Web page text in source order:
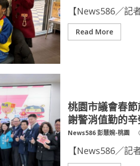
【News586／記
Read More
桃園市議會春
謝警消值勤的
News586 彭慧婉-桃園
【News586／記